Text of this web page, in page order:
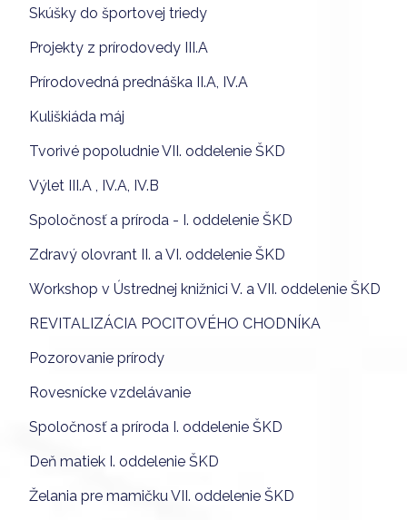
Skúšky do športovej triedy
Projekty z prírodovedy III.A
Prírodovedná prednáška II.A, IV.A
Kuliškiáda máj
Tvorivé popoludnie VII. oddelenie ŠKD
Výlet III.A , IV.A, IV.B
Spoločnosť a príroda - I. oddelenie ŠKD
Zdravý olovrant II. a VI. oddelenie ŠKD
Workshop v Ústrednej knižnici V. a VII. oddelenie ŠKD
REVITALIZÁCIA POCITOVÉHO CHODNÍKA
Pozorovanie prírody
Rovesnícke vzdelávanie
Spoločnosť a príroda I. oddelenie ŠKD
Deň matiek I. oddelenie ŠKD
Želania pre mamičku VII. oddelenie ŠKD